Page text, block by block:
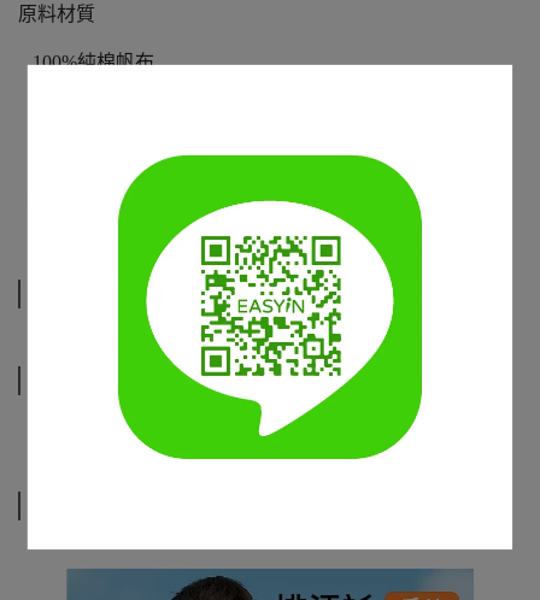
原料材質
100%純棉帆布
包口採用點狀按鈕開口
自然米黃是未經漂白處理